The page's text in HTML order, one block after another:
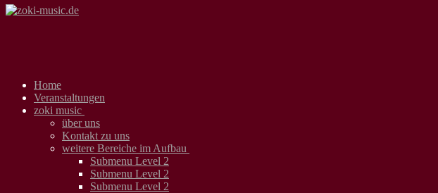
Home
Veranstaltungen
zoki music
über uns
Kontakt zu uns
weitere Bereiche im Aufbau
Submenu Level 2
Submenu Level 2
Submenu Level 2